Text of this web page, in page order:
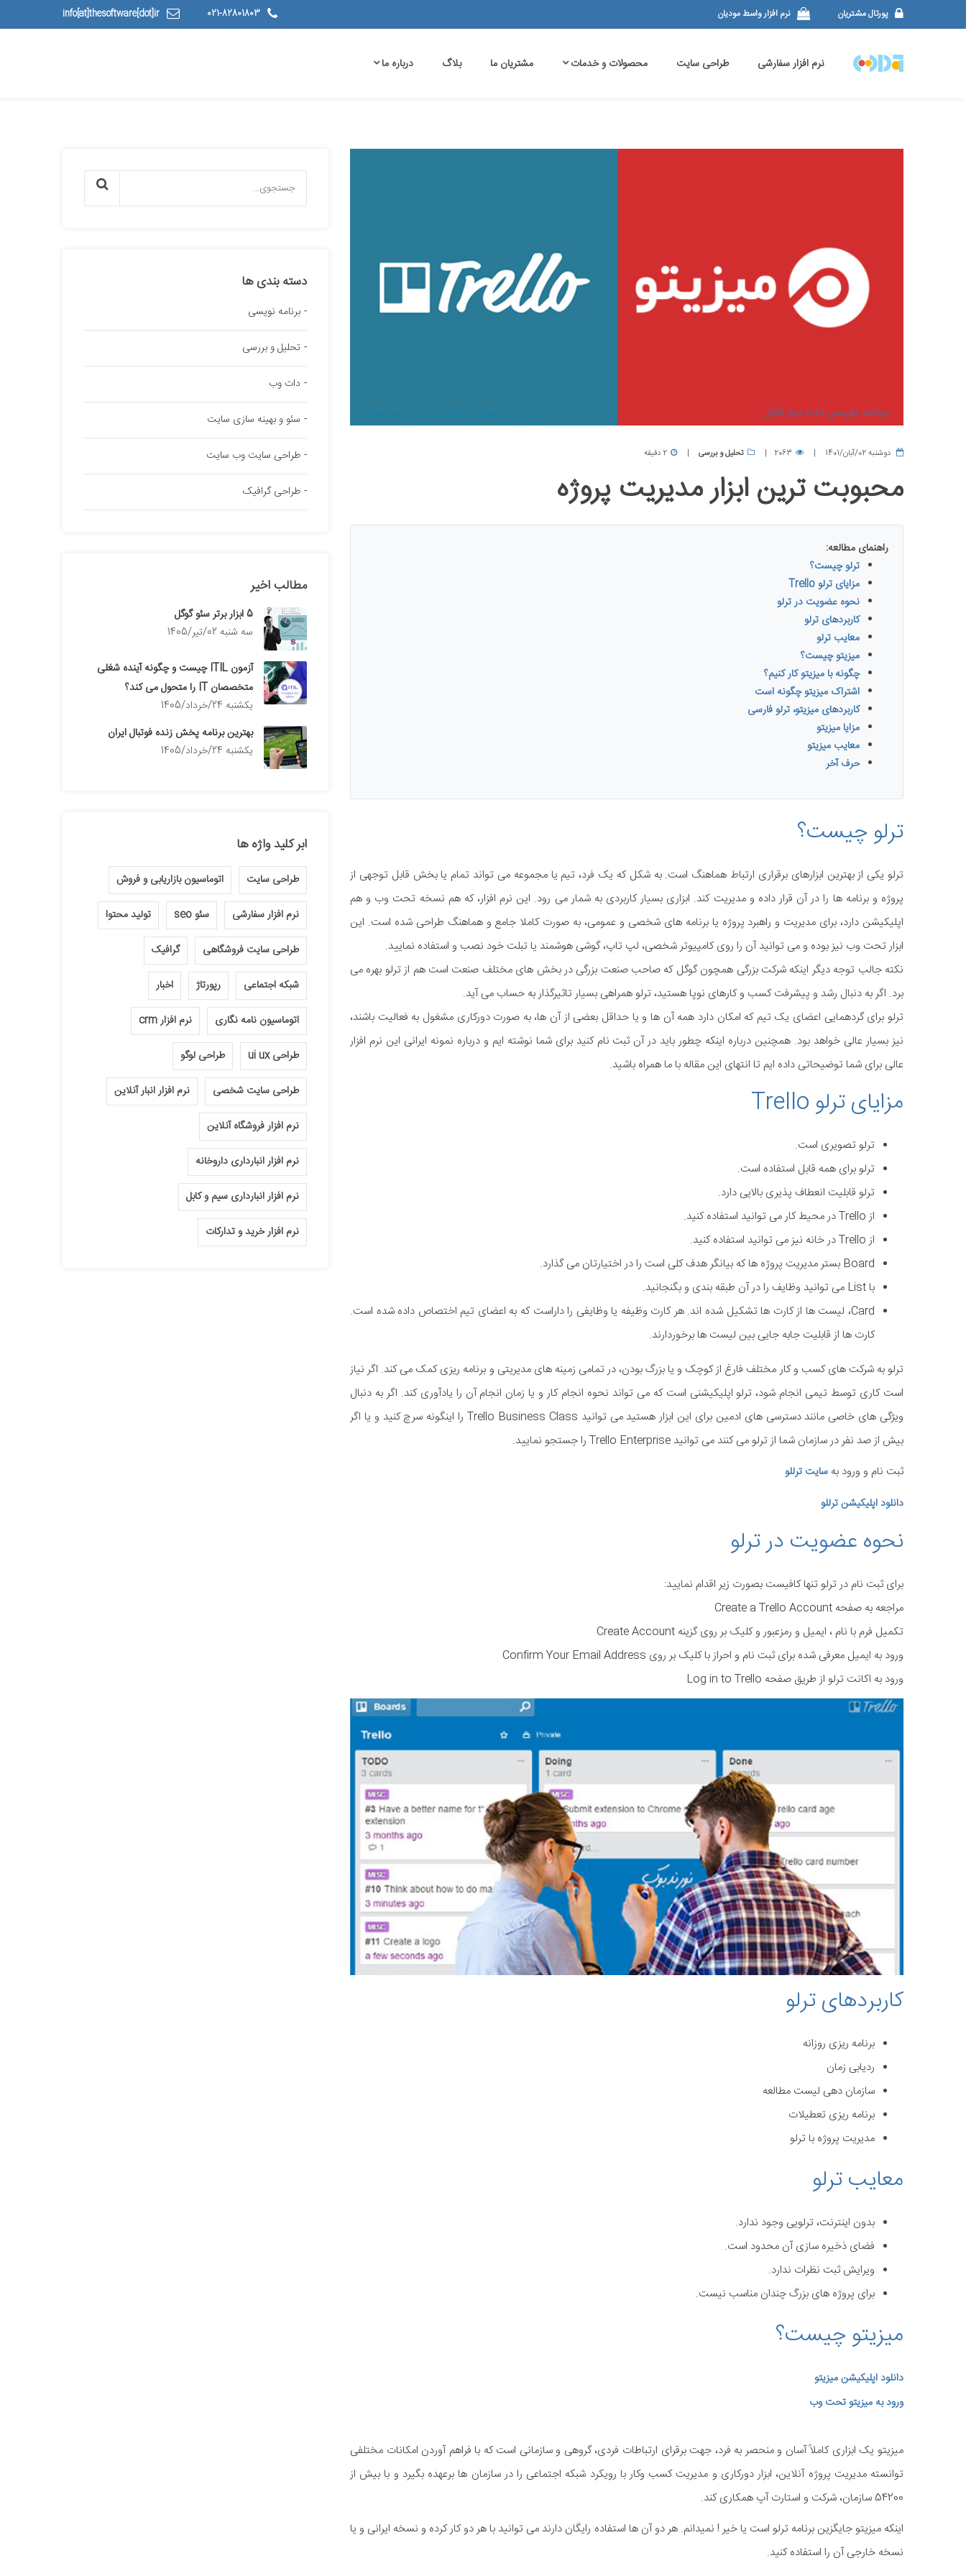
پورتال مشتریان نرم افزار واسط مودیان 021-82801803
info[at]thesoftware[dot]ir
نرم افزار سفارشی طراحی سایت محصولات و خدمات مشتریان ما بلاگ درباره ما
دوشنبه 02/آبان/1401 2063 تحلیل و بررسی 2 دقیقه
محبوبت ترین ابزار مدیریت پروژه
راهنمای مطالعه:
ترلو چیست؟
مزایای ترلو Trello
نحوه عضویت در ترلو
کاربردهای ترلو
معایب ترلو
میزیتو چیست؟
چگونه با میزیتو کار کنیم؟
اشتراک میزیتو چگونه است
کاربردهای میزیتو، ترلو فارسی
مزایا میزیتو
معایب میزیتو
حرف آخر
ترلو چیست؟
ترلو یکی از بهترین ابزارهای برقراری ارتباط هماهنگ است. به شکل که یک فرد، تیم یا مجموعه می تواند تمام یا بخش قابل توجهی از
پروژه و برنامه ها را در آن قرار داده و مدیریت کند. ابزاری بسیار کاربردی به شمار می رود. این نرم افزار، که هم نسخه تحت وب و هم
اپلیکیشن دارد، برای مدیریت و راهبرد پروژه یا برنامه های شخصی و عمومی، به صورت کاملا جامع و هماهنگ طراحی شده است. این
ابزار تحت وب نیز بوده و می توانید آن را روی کامپیوتر شخصی، لپ تاپ، گوشی هوشمند یا تبلت خود نصب و استفاده نمایید.
نکته جالب توجه دیگر اینکه شرکت بزرگی همچون گوگل که صاحب صنعت بزرگی در بخش های مختلف صنعت است هم از ترلو بهره می
برد. اگر به دنبال رشد و پیشرفت کسب و کارهای نوپا هستید، ترلو همراهی بسیار تاثیرگذار به حساب می آید.
ترلو برای گردهمایی اعضای یک تیم که امکان دارد همه آن ها و یا حداقل بعضی از آن ها، به صورت دورکاری مشغول به فعالیت باشند،
نیز بسیار عالی خواهد بود. همچنین درباره اینکه چطور باید در آن ثبت نام کنید برای شما نوشته ایم و درباره نمونه ایرانی این نرم افزار
عالی برای شما توضیحاتی داده ایم تا انتهای این مقاله با ما همراه باشید.
مزایای ترلو Trello
ترلو تصویری است.
ترلو برای همه قابل استفاده است.
ترلو قابلیت انعطاف پذیری بالایی دارد.
از Trello در محیط کار می توانید استفاده کنید.
از Trello در خانه نیز می توانید استفاده کنید.
Board بستر مدیریت پروژه ها که بیانگر هدف کلی است را در اختیارتان می گذارد.
با List می توانید وظایف را در آن طبقه بندی و بگنجانید.
Card، لیست ها از کارت ها تشکیل شده اند. هر کارت وظیفه یا وظایفی را داراست که به اعضای تیم اختصاص داده شده است.
کارت ها از قابلیت جابه جایی بین لیست ها برخوردارند.
ترلو به شرکت های کسب و کار مختلف فارغ از کوچک و یا بزرگ بودن، در تمامی زمینه های مدیریتی و برنامه ریزی کمک می کند. اگر نیاز
است کاری توسط تیمی انجام شود، ترلو اپلیکیشنی است که می تواند نحوه انجام کار و یا زمان انجام آن را یادآوری کند. اگر به دنبال
ویژگی های خاصی مانند دسترسی های ادمین برای این ابزار هستید می توانید Trello Business Class را اینگونه سرچ کنید و یا اگر
بیش از صد نفر در سازمان شما از ترلو می کنند می توانید Trello Enterprise را جستجو نمایید.
ثبت نام و ورود به سایت ترللو
دانلود اپلیکیشن ترللو
نحوه عضویت در ترلو
برای ثبت نام در ترلو تنها کافیست بصورت زیر اقدام نمایید:
مراجعه به صفحه Create a Trello Account
تکمیل فرم با نام ، ایمیل و رمزعبور و کلیک بر روی گزینه Create Account
ورود به ایمیل معرفی شده برای ثبت نام و احراز با کلیک بر روی Confirm Your Email Address
ورود به اکانت ترلو از طریق صفحه Log in to Trello
کاربردهای ترلو
برنامه ریزی روزانه
ردیابی زمان
سازمان دهی لیست مطالعه
برنامه ریزی تعطیلات
مدیریت پروژه با ترلو
معایب ترلو
بدون اینترنت، ترلویی وجود ندارد.
فضای ذخیره سازی آن محدود است.
ویرایش ثبت نظرات ندارد.
برای پروژه های بزرگ چندان مناسب نیست.
میزیتو چیست؟
دانلود اپلیکیشن میزیتو
ورود به میزیتو تحت وب
میزیتو یک ابزاری کاملاً آسان و منحصر به فرد، جهت برقرای ارتباطات فردی، گروهی و سازمانی است که با فراهم آوردن امکانات مختلفی
توانسته مدیریت پروژه آنلاین، ابزار دورکاری و مدیریت کسب وکار با رویکرد شبکه اجتماعی را در سازمان ها برعهده بگیرد و با بیش از
54200 سازمان، شرکت و استارت آپ همکاری کند.
اینکه میزیتو جایگزین برنامه ترلو است یا خیر ! نمیدانم. هر دو آن ها استفاده رایگان دارند می توانید با هر دو کار کرده و نسخه ایرانی و یا
نسخه خارجی آن را استفاده کنید.
دسته بندی ها
برنامه نویسی
تحلیل و بررسی
دات وب
سئو و بهینه سازی سایت
طراحی سایت وب سایت
طراحی گرافیک
مطالب اخیر
5 ابزار برتر سئو گوگل
سه شنبه 02/تیر/1405
آزمون ITIL چیست و چگونه آینده شغلی
متخصصان IT را متحول می کند؟
يكشنبه 24/خرداد/1405
بهترین برنامه پخش زنده فوتبال ایران
يكشنبه 24/خرداد/1405
ابر کلید واژه ها
طراحی سایت اتوماسیون بازاریابی و فروش
نرم افزار سفارشی سئو seo تولید محتوا
طراحی سایت فروشگاهی گرافیک
شبکه اجتماعی رپورتاژ اخبار
اتوماسیون نامه نگاری نرم افزار crm
طراحی ui ux طراحی لوگو
طراحی سایت شخصی نرم افزار انبار آنلاین
نرم افزار فروشگاه آنلاین
نرم افزار انبارداری داروخانه
نرم افزار انبارداری سیم و کابل
نرم افزار خرید و تدارکات